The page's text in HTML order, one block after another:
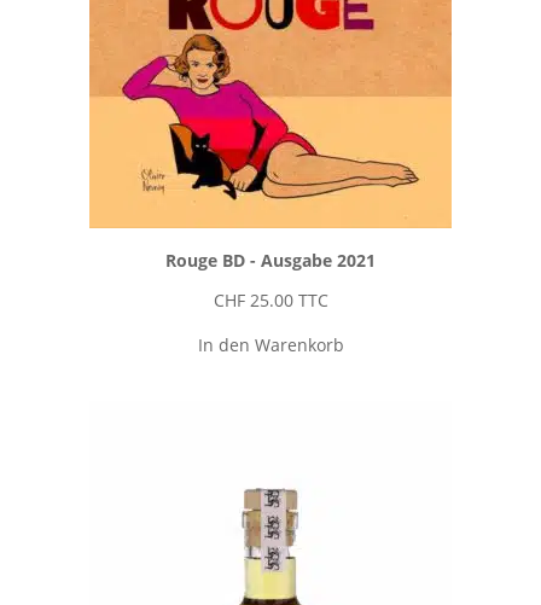
Rouge BD - Ausgabe 2021
CHF25.00 TTC
In den Warenkorb